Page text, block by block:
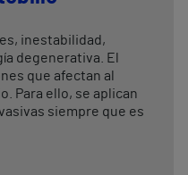
inestabilidad,
degenerativa. El
que afectan al
Para ello, se aplican
siempre que es